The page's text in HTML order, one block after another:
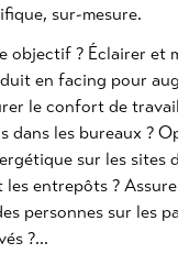
sur-mesure.
objectif ? Éclairer et
en facing pour
le confort de
dans les bureaux ?
sur les sites
entrepôts ?
personnes sur les
?…